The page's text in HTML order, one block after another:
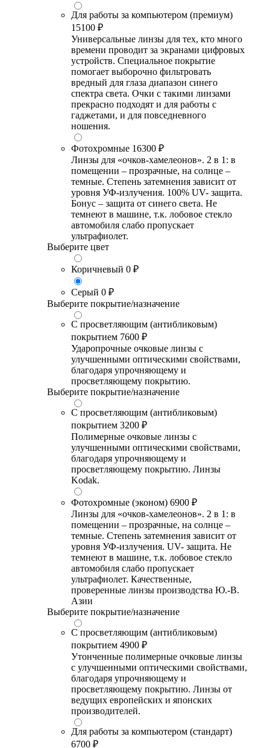
Для работы за компьютером (премиум)
15100 ₽
Универсальные линзы для тех, кто много
времени проводит за экранами цифровых
устройств. Специальное покрытие
помогает выборочно фильтровать
вредный для глаза диапазон синего
спектра света. Очки с такими линзами
прекрасно подходят и для работы с
гаджетами, и для повседневного
ношения.
Фотохромные 16300 ₽
Линзы для «очков-хамелеонов». 2 в 1: в
помещении – прозрачные, на солнце –
темные. Степень затемнения зависит от
уровня УФ-излучения. 100% UV- защита.
Бонус – защита от синего света. Не
темнеют в машине, т.к. лобовое стекло
автомобиля слабо пропускает
ультрафиолет.
Выберите цвет
Коричневый 0 ₽
Серый 0 ₽
Выберите покрытие/назначение
С просветляющим (антибликовым)
покрытием 7600 ₽
Ударопрочные очковые линзы с
улучшенными оптическими свойствами,
благодаря упрочняющему и
просветляющему покрытию.
Выберите покрытие/назначение
С просветляющим (антибликовым)
покрытием 3200 ₽
Полимерные очковые линзы с
улучшенными оптическими свойствами,
благодаря упрочняющему и
просветляющему покрытию. Линзы
Kodak.
Фотохромные (эконом) 6900 ₽
Линзы для «очков-хамелеонов». 2 в 1: в
помещении – прозрачные, на солнце –
темные. Степень затемнения зависит от
уровня УФ-излучения. UV- защита. Не
темнеют в машине, т.к. лобовое стекло
автомобиля слабо пропускает
ультрафиолет. Качественные,
проверенные линзы производства Ю.-В.
Азии
Выберите покрытие/назначение
С просветляющим (антибликовым)
покрытием 4900 ₽
Утонченные полимерные очковые линзы
с улучшенными оптическими свойствами,
благодаря упрочняющему и
просветляющему покрытию. Линзы от
ведущих европейских и японских
производителей.
Для работы за компьютером (стандарт)
6700 ₽